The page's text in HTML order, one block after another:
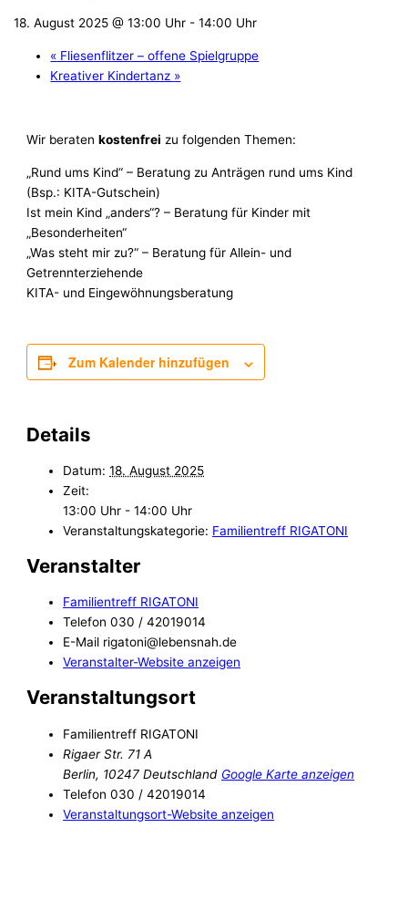
18. August 2025 @ 13:00 Uhr -14:00 Uhr
« Fliesenflitzer – offene Spielgruppe
Kreativer Kindertanz »
Wir beratenkostenfrei zu folgenden Themen:
„Rund ums Kind“ – Beratung zu Anträgen rund ums Kind
(Bsp.: KITA-Gutschein)
Ist mein Kind „anders“? – Beratung für Kinder mit
„Besonderheiten“
„Was steht mir zu?“ – Beratung für Allein- und
Getrennterziehende
KITA- und Eingewöhnungsberatung
Zum Kalender hinzufügen
Details
Datum: 18. August 2025
Zeit:
13:00 Uhr - 14:00 Uhr
Veranstaltungskategorie: Familientreff RIGATONI
Veranstalter
Familientreff RIGATONI
Telefon030 / 42019014
E-Mail rigatoni@lebensnah.de
Veranstalter-Website anzeigen
Veranstaltungsort
Familientreff RIGATONI
Rigaer Str. 71 A
Berlin, 10247 Deutschland Google Karte anzeigen
Telefon 030 / 42019014
Veranstaltungsort-Website anzeigen